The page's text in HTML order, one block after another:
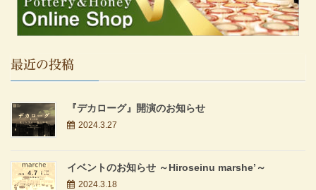
最近の投稿
『デカローグ』開演のお知らせ
2024.3.27
イベントのお知らせ ～Hiroseinu marshe’～
2024.3.18